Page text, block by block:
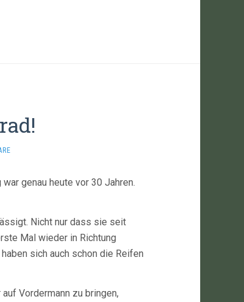
genau heute vor 30 Jahren.
Nicht nur dass sie seit
Mal wieder in Richtung
sich auch schon die Reifen
Vordermann zu bringen,